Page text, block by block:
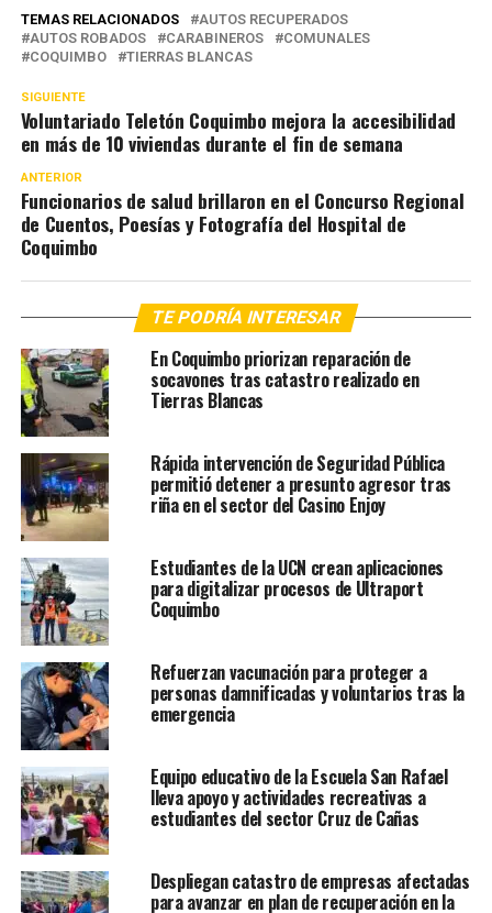
TEMAS RELACIONADOS
AUTOS RECUPERADOS
AUTOS ROBADOS
CARABINEROS
COMUNALES
COQUIMBO
TIERRAS BLANCAS
SIGUIENTE
Voluntariado Teletón Coquimbo mejora la accesibilidad
en más de 10 viviendas durante el fin de semana
ANTERIOR
Funcionarios de salud brillaron en el Concurso Regional
de Cuentos, Poesías y Fotografía del Hospital de
Coquimbo
TE PODRÍA INTERESAR
En Coquimbo priorizan reparación de
socavones tras catastro realizado en
Tierras Blancas
Rápida intervención de Seguridad Pública
permitió detener a presunto agresor tras
riña en el sector del Casino Enjoy
Estudiantes de la UCN crean aplicaciones
para digitalizar procesos de Ultraport
Coquimbo
Refuerzan vacunación para proteger a
personas damnificadas y voluntarios tras la
emergencia
Equipo educativo de la Escuela San Rafael
lleva apoyo y actividades recreativas a
estudiantes del sector Cruz de Cañas
Despliegan catastro de empresas afectadas
para avanzar en plan de recuperación en la